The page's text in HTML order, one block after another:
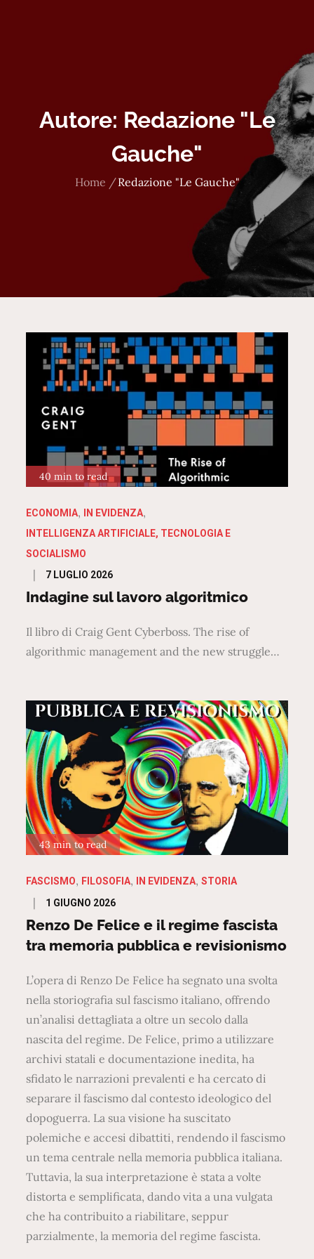
Autore: Redazione "Le
Gauche"
Home Redazione "Le Gauche"
40 min to read
ECONOMIA
IN EVIDENZA
INTELLIGENZA ARTIFICIALE, TECNOLOGIA E
SOCIALISMO
Posted
on
7 LUGLIO 2026
Indagine sul lavoro algoritmico
Il libro di Craig Gent Cyberboss. The rise of
algorithmic management and the new struggle…
43 min to read
FASCISMO FILOSOFIA IN EVIDENZA STORIA
Posted
on
1 GIUGNO 2026
Renzo De Felice e il regime fascista
tra memoria pubblica e revisionismo
L’opera di Renzo De Felice ha segnato una svolta
nella storiografia sul fascismo italiano, offrendo
un’analisi dettagliata a oltre un secolo dalla
nascita del regime. De Felice, primo a utilizzare
archivi statali e documentazione inedita, ha
sfidato le narrazioni prevalenti e ha cercato di
separare il fascismo dal contesto ideologico del
dopoguerra. La sua visione ha suscitato
polemiche e accesi dibattiti, rendendo il fascismo
un tema centrale nella memoria pubblica italiana.
Tuttavia, la sua interpretazione è stata a volte
distorta e semplificata, dando vita a una vulgata
che ha contribuito a riabilitare, seppur
parzialmente, la memoria del regime fascista.